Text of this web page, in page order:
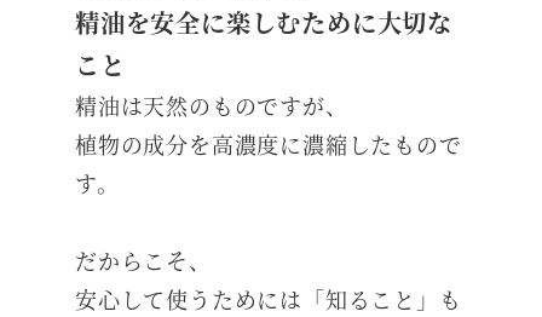
精油を安全に楽しむために大切な
こと
精油は天然のものですが、
植物の成分を高濃度に濃縮したもので
す。
だからこそ、
安心して使うためには「知ること」も